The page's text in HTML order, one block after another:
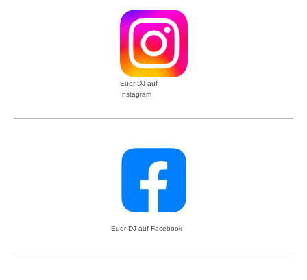
Euer DJ auf
Instagram
Euer DJ auf Facebook